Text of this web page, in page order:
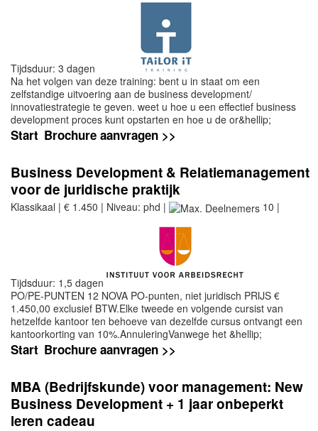
Tijdsduur: 3 dagen
Na het volgen van deze training: bent u in staat om een
zelfstandige uitvoering aan de business development/
innovatiestrategie te geven. weet u hoe u een effectief business
development proces kunt opstarten en hoe u de or&hellip;
Start Brochure aanvragen >>
Business Development & Relatiemanagement
voor de juridische praktijk
Klassikaal | € 1.450 | Niveau: phd | 10 |
Tijdsduur: 1,5 dagen
PO/PE-PUNTEN 12 NOVA PO-punten, niet juridisch PRIJS €
1.450,00 exclusief BTW.Elke tweede en volgende cursist van
hetzelfde kantoor ten behoeve van dezelfde cursus ontvangt een
kantoorkorting van 10%.AnnuleringVanwege het &hellip;
Start Brochure aanvragen >>
MBA (Bedrijfskunde) voor management: New
Business Development + 1 jaar onbeperkt
leren cadeau